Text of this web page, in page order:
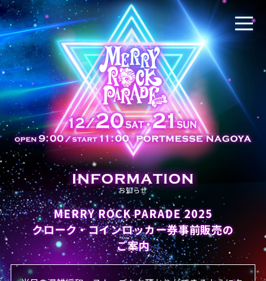
MERRY ROCK PARADE 2025
クローク・コインロッカー券事前販売の
ご案内